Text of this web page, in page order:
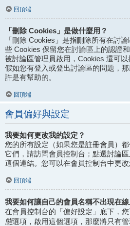
回頂端
「刪除 Cookies」是做什麼用？
「刪除 Cookies」是指刪除所有在討
些 Cookies 保留您在討論區上的認證
被討論區管理員啟用，Cookies 還可以
假如您有登入或登出討論區的問題，
許是有幫助的。
回頂端
會員偏好與設定
我要如何更改我的設定？
您的所有設定（如果您是註冊會員）
它們，請訪問會員控制台；點選討論
這個連結。您可以在會員控制台中更改
回頂端
我要如何讓自己的會員名稱不出現在
在會員控制台的「偏好設定」底下，您
態選項，啟用這個選項，那麼將只有